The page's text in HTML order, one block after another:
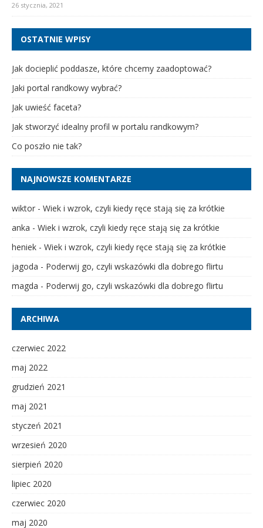
26 stycznia, 2021
OSTATNIE WPISY
Jak docieplić poddasze, które chcemy zaadoptować?
Jaki portal randkowy wybrać?
Jak uwieść faceta?
Jak stworzyć idealny profil w portalu randkowym?
Co poszło nie tak?
NAJNOWSZE KOMENTARZE
wiktor - Wiek i wzrok, czyli kiedy ręce stają się za krótkie
anka - Wiek i wzrok, czyli kiedy ręce stają się za krótkie
heniek - Wiek i wzrok, czyli kiedy ręce stają się za krótkie
jagoda - Poderwij go, czyli wskazówki dla dobrego flirtu
magda - Poderwij go, czyli wskazówki dla dobrego flirtu
ARCHIWA
czerwiec 2022
maj 2022
grudzień 2021
maj 2021
styczeń 2021
wrzesień 2020
sierpień 2020
lipiec 2020
czerwiec 2020
maj 2020